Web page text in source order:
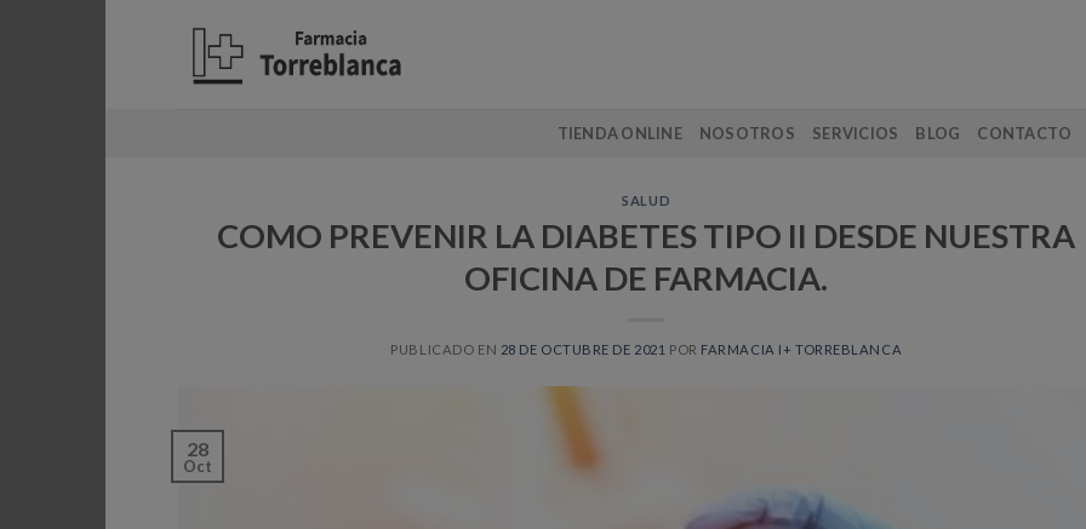
TIENDA ONLINE NOSOTROS SERVICIOS BLOG CONTACTO
SALUD
COMO PREVENIR LA DIABETES TIPO II DESDE NUESTRA
OFICINA DE FARMACIA.
PUBLICADO EN 28 DE OCTUBRE DE 2021 POR FARMACIA I+ TORREBLANCA
28
Oct